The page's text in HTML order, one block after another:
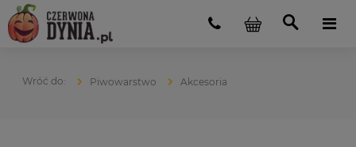
Piwowarstwo Akcesoria